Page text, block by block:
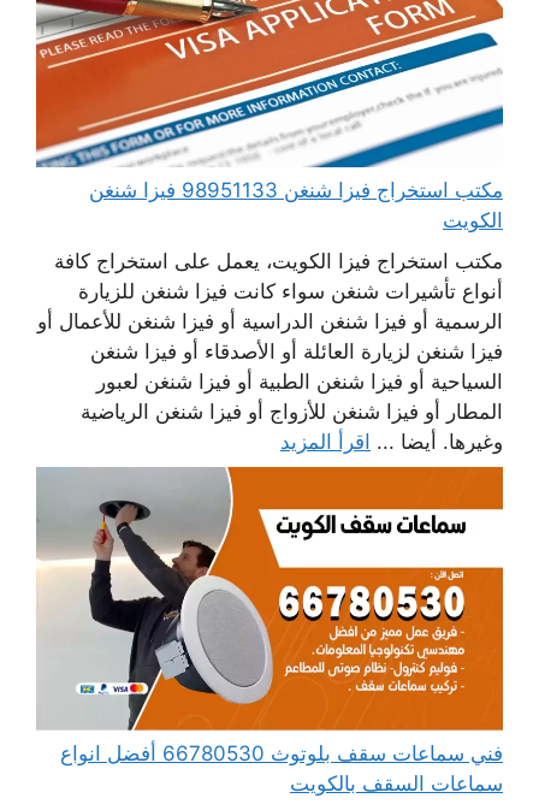
مكتب استخراج فيزا شنغن 98951133 فيزا شنغن
الكويت
مكتب استخراج فيزا الكويت، يعمل على استخراج كافة
أنواع تأشيرات شنغن سواء كانت فيزا شنغن للزيارة
الرسمية أو فيزا شنغن الدراسية أو فيزا شنغن للأعمال أو
فيزا شنغن لزيارة العائلة أو الأصدقاء أو فيزا شنغن
السياحية أو فيزا شنغن الطبية أو فيزا شنغن لعبور
المطار أو فيزا شنغن للأزواج أو فيزا شنغن الرياضية
وغيرها. أيضا ... اقرأ المزيد
فني سماعات سقف بلوتوث 66780530 أفضل انواع
سماعات السقف بالكويت